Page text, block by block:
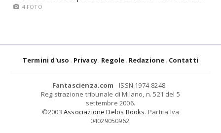
4 FOTO
Termini d'uso Privacy Regole Redazione Contatti
Fantascienza.com - ISSN 1974-8248 -
Registrazione tribunale di Milano, n. 521 del 5
settembre 2006.
©2003 Associazione Delos Books. Partita Iva
04029050962.